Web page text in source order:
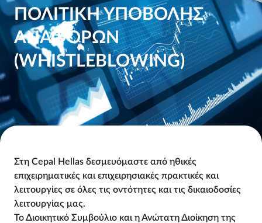
ΠΟΛΙΤΙΚΗ ΥΠΟΒΟΛΗΣ
ΑΝΑΦΟΡΩΝ
(WHISTLEBLOWING)
Στη Cepal Hellas δεσμευόμαστε από ηθικές
επιχειρηματικές και επιχειρησιακές πρακτικές και
λειτουργίες σε όλες τις οντότητες και τις δικαιοδοσίες
λειτουργίας μας.
Το Διοικητικό Συμβούλιο και η Ανώτατη Διοίκηση της